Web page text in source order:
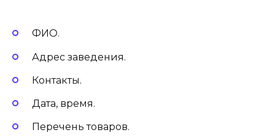
ФИО.
Адрес заведения.
Контакты.
Дата, время.
Перечень товаров.